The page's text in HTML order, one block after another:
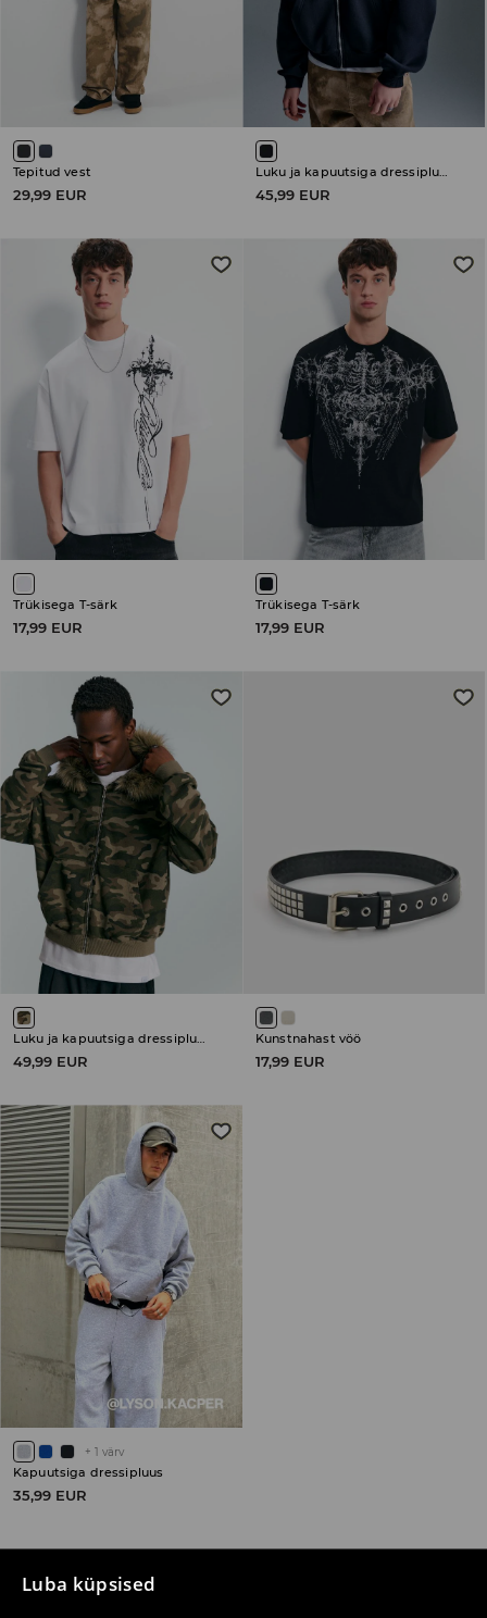
Luba küpsised
Tepitud vest
29,99 EUR 45,99 EUR
Trükisega T-särk
17,99 EUR
Trükisega T-särk
17,99 EUR
Luku ja kapuutsiga dressipluus
49,99 EUR
Kunstnahast vöö
17,99 EUR
+ 1 värv
Kapuutsiga dressipluus
35,99 EUR